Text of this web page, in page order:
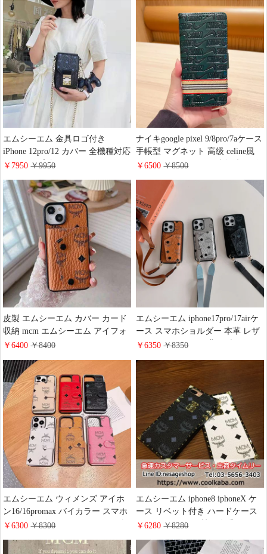
エムシーエム 金具ロゴ付き
iPhone 12pro/12 カバー 全機種対応
ストラップ付きアイフォン
MCM ギャラクシー
s21/s21plus/s21ultraオシャレケース
エムシーエム galaxy Note20 携帯
ケース 可愛い風 高級感
￥7950￥9950
ナイキgoogle pixel 9/8pro/7aケース
手帳型 マグネット 高级 celine風
iphone16 15proケース財布型 レザ
ランドmcm galaxy S24/S23携帯ケ
ース人気 可愛い ビジネス風
￥6500￥8500
皮製 エムシーエム カバー カード
収納 mcm エムシーエム アイフォ
ーン 15pro カバー アイフォン 14
銭入れ アイフォン 14pro max 携帯
ケースmcm エムシーエム ブラン
ドロゴ 人気 ファッション 海外販
売 有名人 純正
￥6400￥8400
エムシーエム iphone17pro/17airケ
ース スマホショルダー 本革 レザ
ー カードポッケト 背面型 MCM
大人気 Galaxy S25/S25Plusカバー
スマホ ストラップ付き 斜めがけ
大人 可愛い
￥6350￥8350
エムシーエム ウィメンズ アイホ
ン16/16promax バイカラー スマホ
ケース レザー カードポッケト付
バー モノグラム 韓国 流行り メン
￥6300￥8300
エムシーエム iphone8 iphoneX ケ
ース リベット付き ハードケース
アイホン7カバー 韓国人愛用
オシャレ mcm iphone 6s plus ジャ
￥6280￥8280